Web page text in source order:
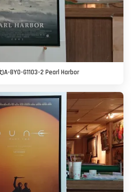
BYO-G1103-2 Pearl Harbor